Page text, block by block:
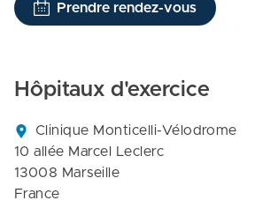
Prendre rendez-vous
Hôpitaux d'exercice
Clinique Monticelli-Vélodrome
10 allée Marcel Leclerc
13008 Marseille
France